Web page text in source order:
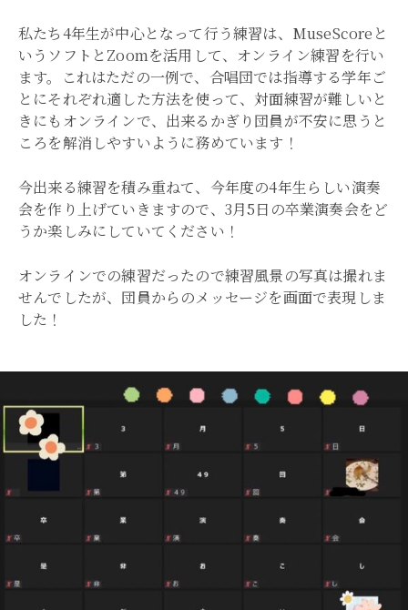
私たち4年生が中心となって行う練習は、MuseScoreと
いうソフトとZoomを活用して、オンライン練習を行い
ます。これはただの一例で、合唱団では指導する学年ご
とにそれぞれ適した方法を使って、対面練習が難しいと
きにもオンラインで、出来るかぎり団員が不安に思うと
ころを解消しやすいように務めています！
今出来る練習を積み重ねて、今年度の4年生らしい演奏
会を作り上げていきますので、3月5日の卒業演奏会をど
うか楽しみにしていてください！
オンラインでの練習だったので練習風景の写真は撮れま
せんでしたが、団員からのメッセージを画面で表現しま
した！